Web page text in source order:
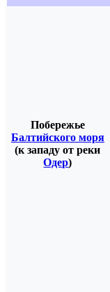
Побережье
Балтийского моря
(к западу от реки
Одер)